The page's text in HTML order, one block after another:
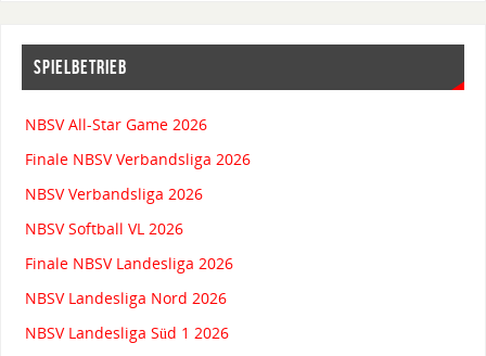
SPIELBETRIEB
NBSV All-Star Game 2026
Finale NBSV Verbandsliga 2026
NBSV Verbandsliga 2026
NBSV Softball VL 2026
Finale NBSV Landesliga 2026
NBSV Landesliga Nord 2026
NBSV Landesliga Süd 1 2026